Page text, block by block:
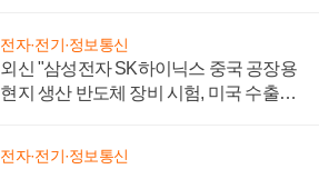
전자·전기·정보통신
외신 "삼성전자 SK하이닉스 중국 공장용
현지 생산 반도체 장비 시험, 미국 수출통
전자·전기·정보통신